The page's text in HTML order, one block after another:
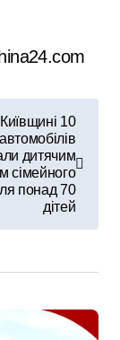
10
автомобілів
дитячим
сімейного
понад 70
дітей